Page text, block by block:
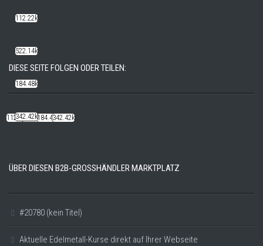
DIESE SEITE FOLGEN ODER TEILEN:
112.22k522.14k184.48k342.42k
ÜBER DIESEN B2B-GROSSHÄNDLER MARKTPLATZ
#20780 (kein Titel)
Aktuelle Edelmetall-Kurse direkt auf Ihrer Webseite
112.22k
522.14k
184.48k
342.42k